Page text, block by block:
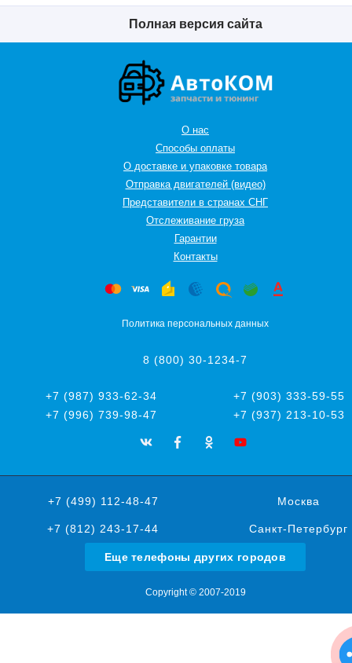
Полная версия сайта
О нас
Способы оплаты
О доставке и упаковке товара
Отправка двигателей (видео)
Представители в странах СНГ
Oтслеживание груза
Гарантии
Контакты
Политика персональных данных
8 (800) 30-1234-7
+7 (987) 933-62-34
+7 (903) 333-59-55
+7 (996) 739-98-47
+7 (937) 213-10-53
+7 (499) 112-48-47 Москва
+7 (812) 243-17-44 Санкт-Петербург
Еще телефоны других городов
Copyright © 2007-2019